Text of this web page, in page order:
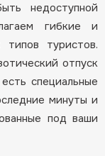
недоступной
гибкие и
туристов.
отпуск
специальные
минуты и
под ваши